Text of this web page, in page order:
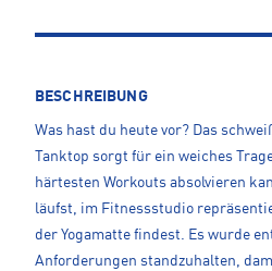
BESCHREIBUNG
Was hast du heute vor? Das
Tanktop sorgt für ein weiches
härtesten Workouts absolvieren
läufst, im Fitnessstudio
der Yogamatte findest. Es wurde
Anforderungen standzuhalten,